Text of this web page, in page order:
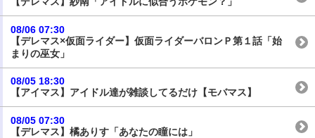
08/06 07:30
【デレマス×仮面ライダー】仮面ライダーバロンＰ第１話「始
まりの巫女」
08/05 18:30
【アイマス】アイドル達が雑談してるだけ【モバマス】
08/05 07:30
【デレマス】橘ありす「あなたの瞳には」